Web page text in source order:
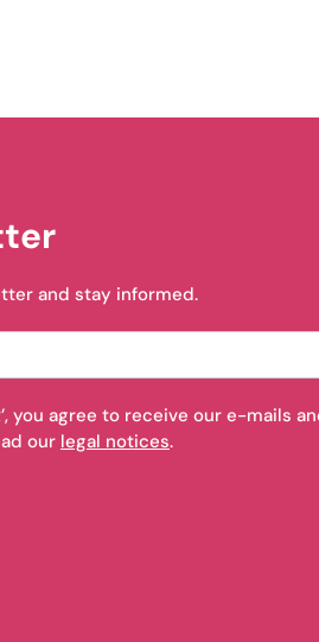
and stay informed.
you agree to receive our e-mails
our legal notices.